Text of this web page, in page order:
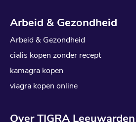
Arbeid & Gezondheid
Arbeid & Gezondheid
cialis kopen zonder recept
kamagra kopen
viagra kopen online
Over TIGRA Leeuwarden